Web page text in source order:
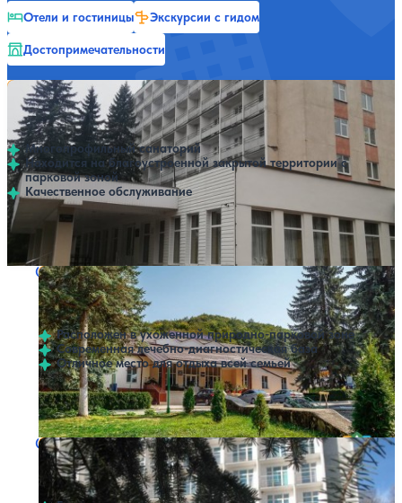
Отели и гостиницы
Экскурсии с гидом
Достопримечательности
Санаторий Грушевая роща
4.2229 отзывов
Нальчик
Многопрофильный санаторий
Находится на благоустроенной закрытой территории с
парковой зоной
Качественное обслуживание
Профилей лечения: 13 Крытый бассейн
Нет цен или свободных мест на выбранные даты
Выбрать другой вариант
Санаторий Долинск
4.2298 отзывов
Нальчик
Расположен в ухоженной природно-парковой зоне
Современная лечебно-диагностическая база
Отличное место для отдыха всей семьей
Профилей лечения:10
Нет цен или свободных мест на выбранные даты
Выбрать другой вариант
Санаторий Дружба
Нальчик
Нет цен или свободных мест на выбранные даты
Выбрать другой вариант